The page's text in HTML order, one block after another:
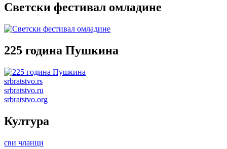
Светски фестивал омладине
225 година Пушкина
srbratstvo.rs
srbratstvo.ru
srbratstvo.org
Култура
сви чланци